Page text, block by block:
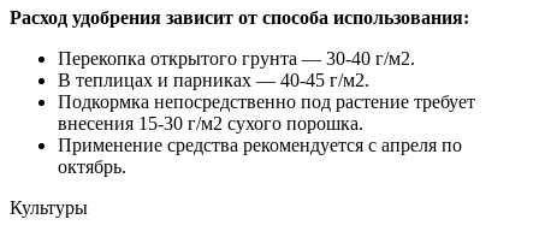
Расход удобрения зависит от способа использования:
Перекопка открытого грунта — 30-40 г/м2.
В теплицах и парниках — 40-45 г/м2.
Подкормка непосредственно под растение требует
внесения 15-30 г/м2 сухого порошка.
Применение средства рекомендуется с апреля по
октябрь.
Культуры